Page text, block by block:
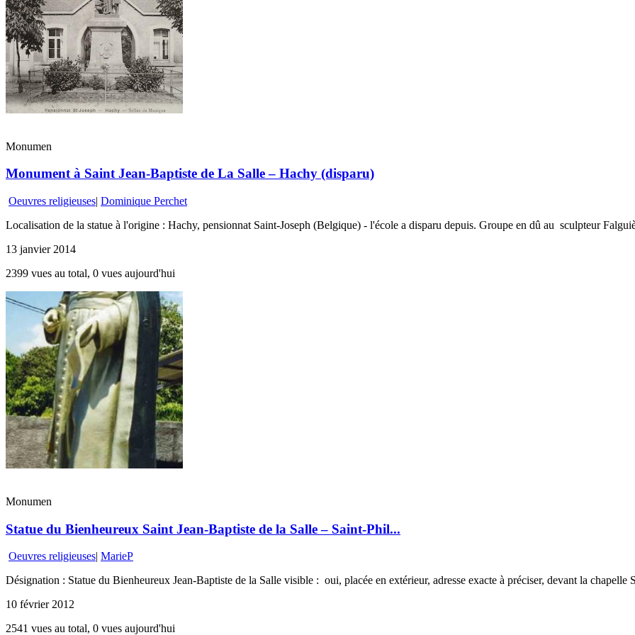
Monumen
Monument à Saint Jean-Baptiste de La Salle – Hachy (disparu)
Oeuvres religieuses| Dominique Perchet
Localisation de la statue à l'origine : Hachy, pensionnat Saint-Joseph (Belgique) - l'école a disparu depuis. Groupe en dû au sculpteur
13 janvier 2014
2399 vues au total, 0 vues aujourd'hui
Monumen
Statue du Bienheureux Saint Jean-Baptiste de la Salle – Saint-Phil...
Oeuvres religieuses| MarieP
Désignation : Statue du Bienheureux Jean-Baptiste de la Salle visible : oui, placée en extérieur, adresse exacte à préciser, devant la chapelle
10 février 2012
2541 vues au total, 0 vues aujourd'hui